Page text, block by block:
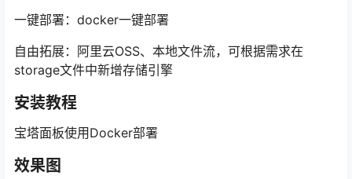
一键部署：docker一键部署
自由拓展：阿里云OSS、本地文件流，可根据需求在
storage文件中新增存储引擎
安装教程
宝塔面板使用Docker部署
效果图